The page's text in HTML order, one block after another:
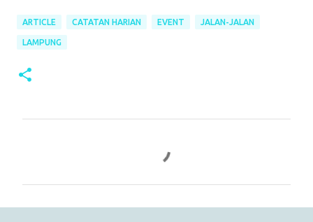
ARTICLE CATATAN HARIAN EVENT JALAN-JALAN
LAMPUNG